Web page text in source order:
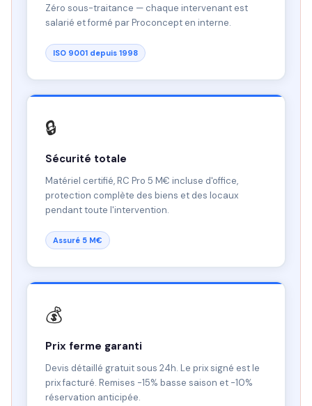
Zéro sous-traitance — chaque intervenant est
salarié et formé par Proconcept en interne.
ISO 9001 depuis 1998
🔒
Sécurité totale
Matériel certifié, RC Pro 5 M€ incluse d'office,
protection complète des biens et des locaux
pendant toute l'intervention.
Assuré 5 M€
💰
Prix ferme garanti
Devis détaillé gratuit sous 24h. Le prix signé est le
prix facturé. Remises -15% basse saison et -10%
réservation anticipée.